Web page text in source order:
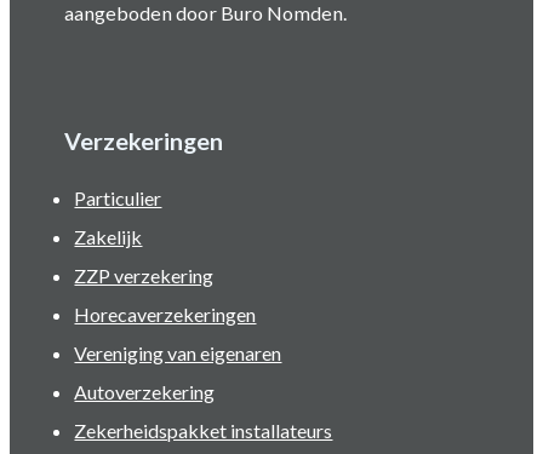
aangeboden door Buro Nomden.
Verzekeringen
Particulier
Zakelijk
ZZP verzekering
Horecaverzekeringen
Vereniging van eigenaren
Autoverzekering
Zekerheidspakket installateurs